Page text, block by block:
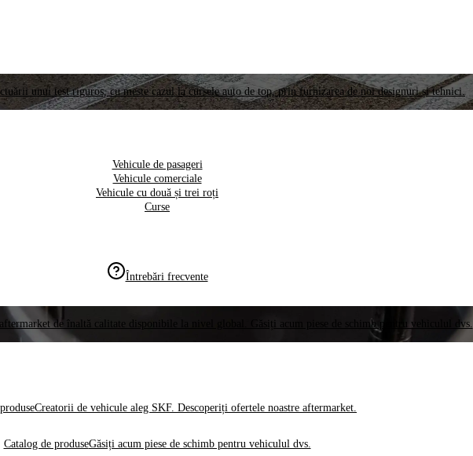
unui test riguros, cu meste cazul la cursele auto de top, prin furnizarea de noi designuri și tehnici.
Vehicule de pasageri
Vehicule comerciale
Vehicule cu două și trei roți
Curse
Întrebări frecvente
de înaltă calitate disponibile la nivel global. Găsiți acum piese de schimb pentru vehiculul dvs.
Creatorii de vehicule aleg SKF. Descoperiți ofertele noastre aftermarket.
Catalog de produseGăsiți acum piese de schimb pentru vehiculul dvs.